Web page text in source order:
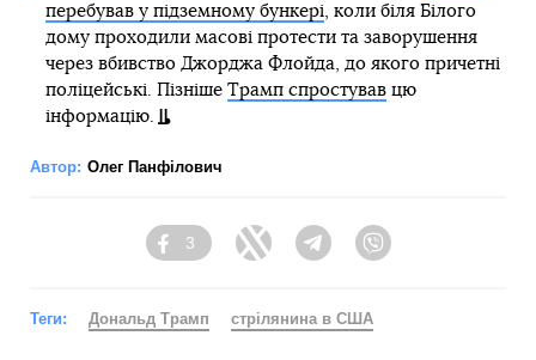
перебував у підземному бункері , коли біля Білого
дому проходили масові протести та заворушення
через вбивство Джорджа Флойда, до якого причетні
поліцейські. Пізніше Трамп спростувавцю
інформацію.
Автор: Олег Панфілович
Facebook
3
Twitter TelegramViber
Теги: Дональд Трамп стрілянина в США